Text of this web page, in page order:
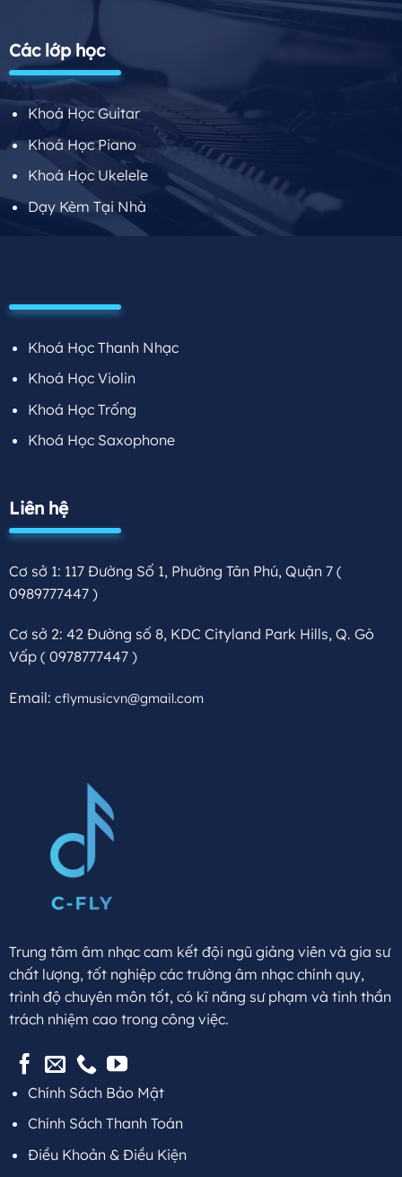
Các lớp học
Khoá Học Guitar
Khoá Học Piano
Khoá Học Ukelele
Dạy Kèm Tại Nhà
Khoá Học Thanh Nhạc
Khoá Học Violin
Khoá Học Trống
Khoá Học Saxophone
Liên hệ
Cơ sở 1: 117 Đường Số 1, Phường Tân Phú, Quận 7 (
0989777447 )
Cơ sở 2: 42 Đường số 8, KDC Cityland Park Hills, Q. Gò
Vấp( 0978777447 )
Email: cflymusicvn@gmail.com
Trung tâm âm nhạc cam kết đội ngũ giảng viên và gia sư
chất lượng, tốt nghiệp các trường âm nhạc chính quy,
trình độ chuyên môn tốt, có kĩ năng sư phạm và tinh thần
trách nhiệm cao trong công việc.
Chính Sách Bảo Mật
Chính Sách Thanh Toán
Điều Khoản & Điều Kiện